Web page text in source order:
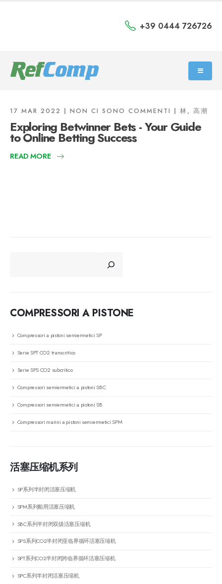
+39 0444 726726
17 MAR 2022 NON CI SONO COMMENTI 林, 高潮
Exploring Betwinner Bets - Your Guide
to Online Betting Success
READ MORE
COMPRESSORI A PISTONE
Compressori a pistoni semiermetici SP
Serie SPT CO2 transcritico
Serie SPS CO2 subcritico
Compressori semiermetici a pistoni SBC
Compressori semiermetici a pistoni SB
Compressori marini a pistoni semiermetici SPM
活塞压缩机系列
SP系列半封闭活塞压缩机
SPM系列船用活塞压缩机
SBC系列半封闭双级活塞压缩机
SPS系列CO2半封闭亚临界循环活塞压缩机
SPT系列CO2半封闭跨临界循环活塞压缩机
SPC系列半封闭活塞压缩机